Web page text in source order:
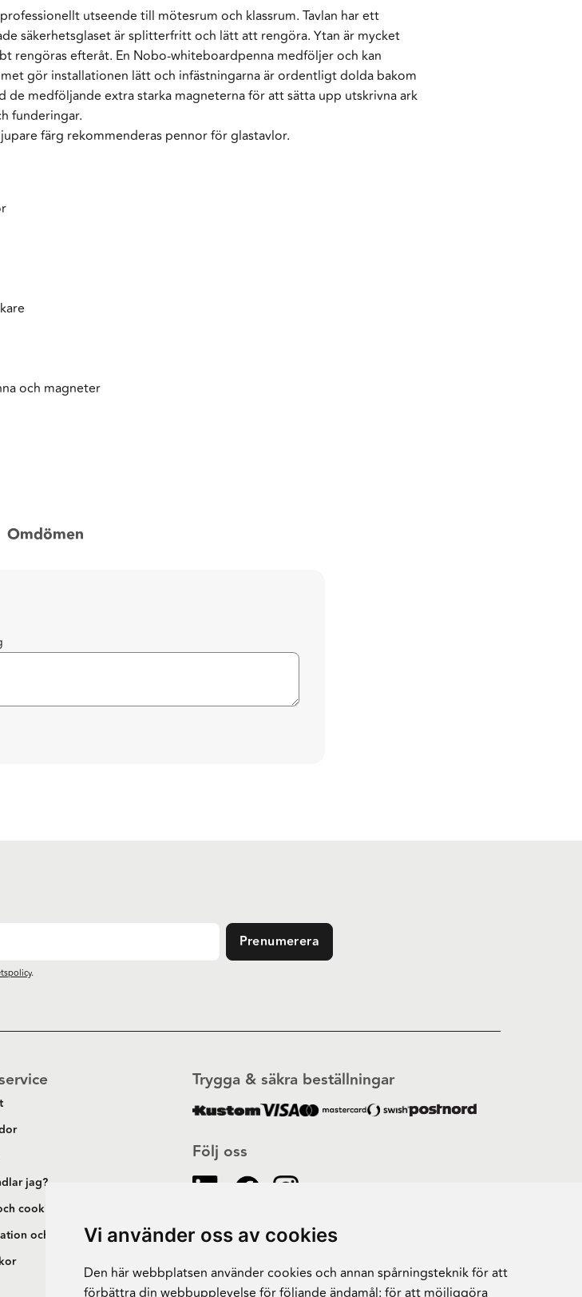
Vi använder oss av cookies
Den här webbplatsen använder cookies och annan spårningsteknik för att
förbättra din webbupplevelse för följande ändamål: för att möjliggöra
utseende till mötesrum och klassrum. Tavlan har ett
säkerhetsglaset är splitterfritt och lätt att rengöra. Ytan är mycket
rengöras efteråt. En Nobo-whiteboardpenna medföljer och kan
gör installationen lätt och infästningarna är ordentligt dolda bakom
medföljande extra starka magneterna för att sätta upp utskrivna ark
funderingar.
färg rekommenderas pennor för glastavlor.
och magneter
Omdömen
Prenumerera
.
jag?
cookies
och retur
Följ oss
Trygga & säkra beställningar